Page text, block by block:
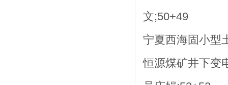
文;50+49
宁夏西海固小型
恒源煤矿井下变